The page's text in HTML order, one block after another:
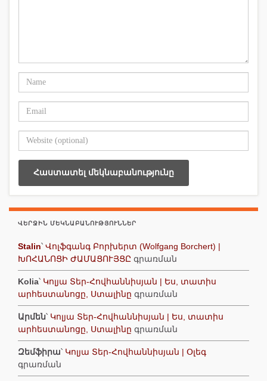
ՎԵՐՋԻՆ ՄԵԿՆԱԲԱՆՈՒԹՅՈՒՆՆԵՐ
Stalin՝ Վոլֆգանգ Բորխերտ (Wolfgang Borchert) |
ԽՈՀԱՆՈՑԻ ԺԱՄԱՑՈՒՅՑԸ գրառման
Kolia՝ Կոլյա Տեր-Հովհաննիսյան | Ես, տատիս
արհեստանոցը, Ստալինը գրառման
Արմեն՝ Կոլյա Տեր-Հովհաննիսյան | Ես, տատիս
արհեստանոցը, Ստալինը գրառման
Զեմֆիրա՝ Կոլյա Տեր-Հովհաննիսյան | Օլեգ
գրառման